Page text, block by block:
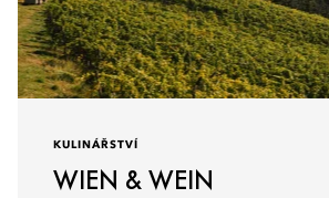
KULINÁŘSTVÍ
WIEN & WEIN